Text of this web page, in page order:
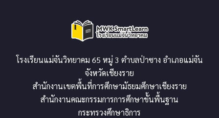
โรงเรียนแม่จันวิทยาคม 65 หมู่ 3 ตำบลป่าซาง อำเภอแม่จัน
จังหวัดเชียงราย
สำนักงานเขตพื้นที่การศึกษามัธยมศึกษาเชียงราย
สำนักงานคณะกรรมการการศึกษาขั้นพื้นฐาน
กระทรวงศึกษาธิการ